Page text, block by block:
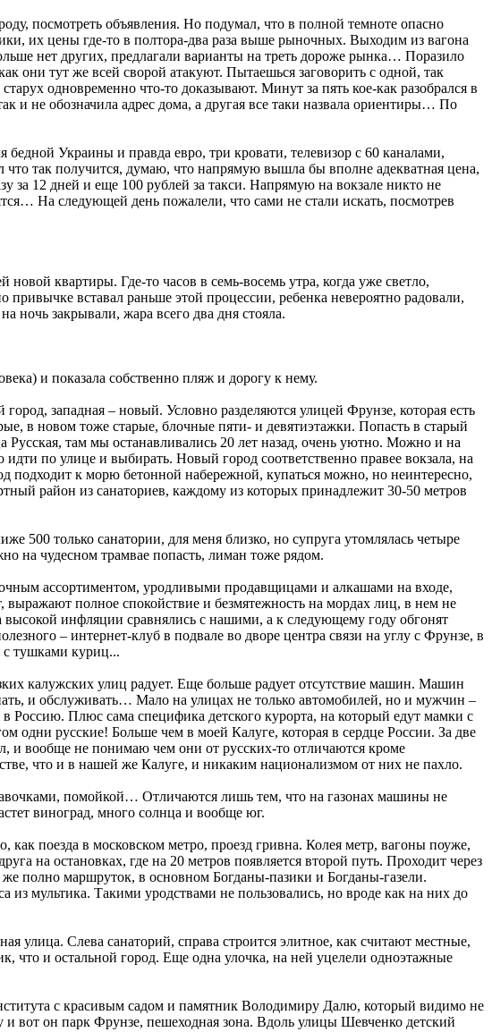
посмотреть объявления. Но подумал, что в полной темноте опасно
их цены где-то в полтора-два раза выше рыночных. Выходим из вагона
нет других, предлагали варианты на треть дороже рынка… Поразило
они тут же всей сворой атакуют. Пытаешься заговорить с одной, так
одновременно что-то доказывают. Минут за пять кое-как разобрался в
и не обозначила адрес дома, а другая все таки назвала ориентиры… По
Украины и правда евро, три кровати, телевизор с 60 каналами,
так получится, думаю, что напрямую вышла бы вполне адекватная цена,
за 12 дней и еще 100 рублей за такси. Напрямую на вокзале никто не
На следующей день пожалели, что сами не стали искать, посмотрев
квартиры. Где-то часов в семь-восемь утра, когда уже светло,
вставал раньше этой процессии, ребенка невероятно радовали,
ночь закрывали, жара всего два дня стояла.
и показала собственно пляж и дорогу к нему.
западная – новый. Условно разделяются улицей Фрунзе, которая есть
в новом тоже старые, блочные пяти- и девятиэтажки. Попасть в старый
там мы останавливались 20 лет назад, очень уютно. Можно и на
по улице и выбирать. Новый город соответственно правее вокзала, на
подходит к морю бетонной набережной, купаться можно, но неинтересно,
район из санаториев, каждому из которых принадлежит 30-50 метров
500 только санатории, для меня близко, но супруга утомлялась четыре
на чудесном трамвае попасть, лиман тоже рядом.
ассортиментом, уродливыми продавщицами и алкашами на входе,
полное спокойствие и безмятежность на мордах лиц, в нем не
инфляции сравнялись с нашими, а к следующему году обгонят
– интернет-клуб в подвале во дворе центра связи на углу с Фрунзе, в
с тушками куриц...
калужских улиц радует. Еще больше радует отсутствие машин. Машин
и обслуживать… Мало на улицах не только автомобилей, но и мужчин –
Россию. Плюс сама специфика детского курорта, на который едут мамки с
одни русские! Больше чем в моей Калуге, которая в сердце России. За две
и вообще не понимаю чем они от русских-то отличаются кроме
что и в нашей же Калуге, и никаким национализмом от них не пахло.
помойкой… Отличаются лишь тем, что на газонах машины не
виноград, много солнца и вообще юг.
поезда в московском метро, проезд гривна. Колея метр, вагоны поуже,
на остановках, где на 20 метров появляется второй путь. Проходит через
полно маршруток, в основном Богданы-пазики и Богданы-газели.
мультика. Такими уродствами не пользовались, но вроде как на них до
улица. Слева санаторий, справа строится элитное, как считают местные,
что и остальной город. Еще одна улочка, на ней уцелели одноэтажные
с красивым садом и памятник Володимиру Далю, который видимо не
вот он парк Фрунзе, пешеходная зона. Вдоль улицы Шевченко детский